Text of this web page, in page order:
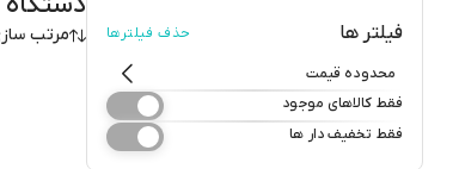
فیلتر ها حذف فیلترها
محدوده قیمت
فقط کالاهای موجود
فقط تخفیف دار ها
مرتب